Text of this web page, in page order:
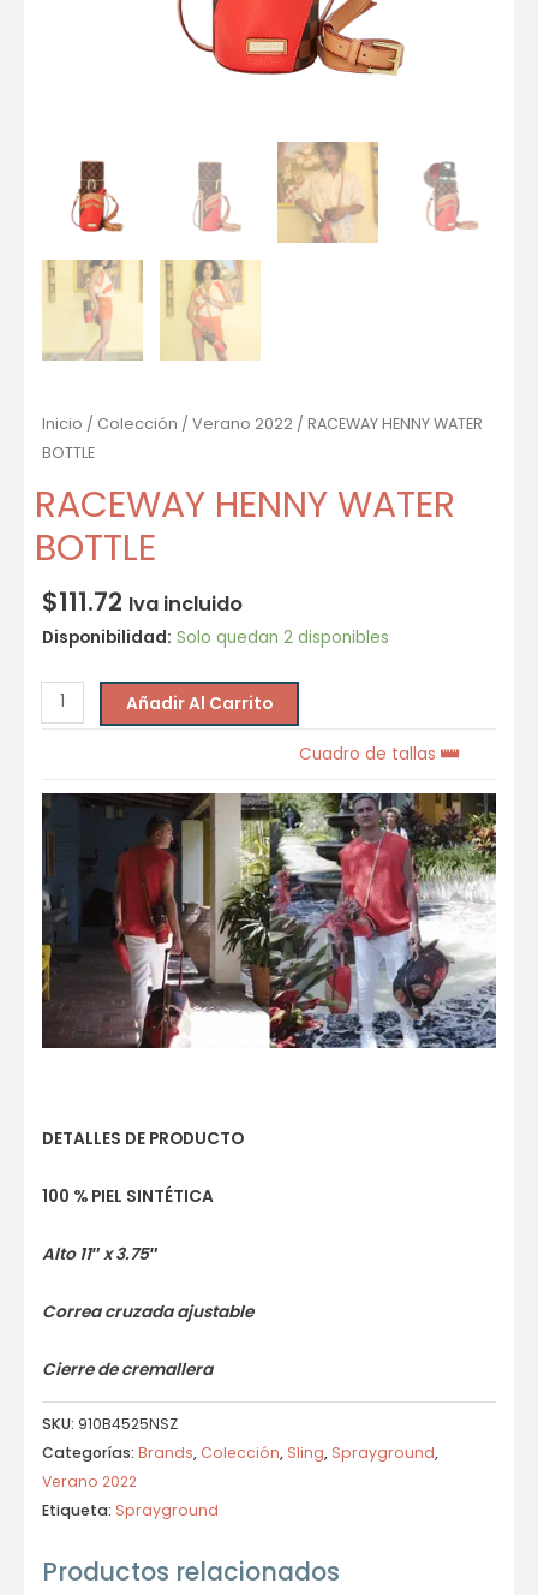
Inicio / Colección / Verano 2022 / RACEWAY HENNY WATER
BOTTLE
RACEWAY HENNY WATER
BOTTLE
$111.72 Iva incluido
Disponibilidad: Solo quedan 2 disponibles
Añadir Al Carrito
Cuadro de tallas
DETALLES DE PRODUCTO
100 % PIEL SINTÉTICA
Alto 11″ x 3.75″
Correa cruzada ajustable
Cierre de cremallera
SKU: 910B4525NSZ
Categorías: Brands, Colección, Sling, Sprayground,
Verano 2022
Etiqueta: Sprayground
Productos relacionados